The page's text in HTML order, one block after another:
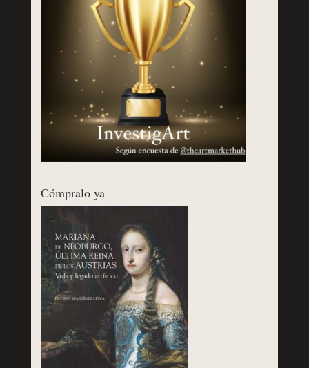
Cómpralo ya